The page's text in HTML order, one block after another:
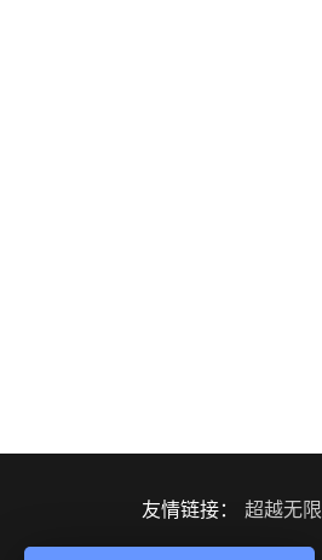
友情链接： 超越无限